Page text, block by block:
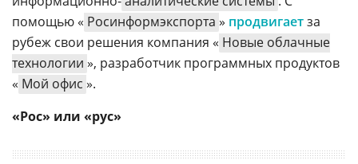
помощью « Росинформэкспорта » продвигаетза
рубеж свои решения компания « Новые облачные
технологии », разработчик программных продуктов
« Мой офис ».
«Рос» или «рус»